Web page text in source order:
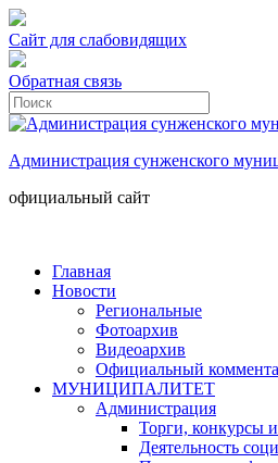
Сайт для слабовидящих
Обратная связь
Администрация сунженского
официальный сайт
Главная
Новости
Региональные
Фотоархив
Видеоархив
Официальный
МУНИЦИПАЛИТЕТ
Администрация
Торги, конкурсы
Деятельность